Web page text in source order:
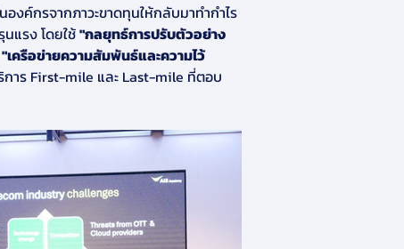
ค์กรจากภาวะขาดทุนให้กลับมาทำกำไร
แรง โดยใช้ "กลยุทธ์การปรับตัวอย่าง
"เครือข่ายความสัมพันธ์และความไว้
การ First-mile และ Last-mile ที่ตอบ